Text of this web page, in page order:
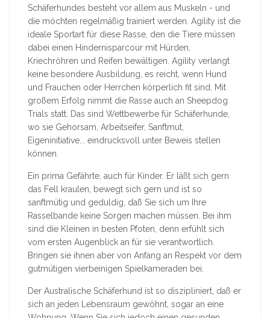
Schäferhundes besteht vor allem aus Muskeln - und
die möchten regelmäßig trainiert werden. Agility ist die
ideale Sportart für diese Rasse, den die Tiere müssen
dabei einen Hindernisparcour mit Hürden,
Kriechröhren und Reifen bewältigen. Agility verlangt
keine besondere Ausbildung, es reicht, wenn Hund
und Frauchen oder Herrchen körperlich fit sind. Mit
großem Erfolg nimmt die Rasse auch an Sheepdog
Trials statt. Das sind Wettbewerbe für Schäferhunde,
wo sie Gehorsam, Arbeitseifer, Sanftmut,
Eigeninitiative... eindrucksvoll unter Beweis stellen
können.
Ein prima Gefährte, auch für Kinder. Er läßt sich gern
das Fell kraulen, bewegt sich gern und ist so
sanftmütig und geduldig, daß Sie sich um Ihre
Rasselbande keine Sorgen machen müssen. Bei ihm
sind die Kleinen in besten Pfoten, denn erfühlt sich
vom ersten Augenblick an für sie verantwortlich.
Bringen sie ihnen aber von Anfang an Respekt vor dem
gutmütigen vierbeinigen Spielkameraden bei.
Der Australische Schäferhund ist so diszipliniert, daß er
sich an jeden Lebensraum gewöhnt, sogar an eine